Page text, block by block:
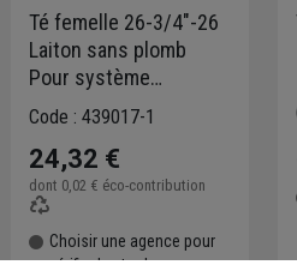
Té femelle 26-3/4"-26
Laiton sans plomb
Pour système
multicouche XS
Code : 439017-1
24,32 €
dont 0,02 € éco-contribution
Choisir une agence pour
vérifier le stock